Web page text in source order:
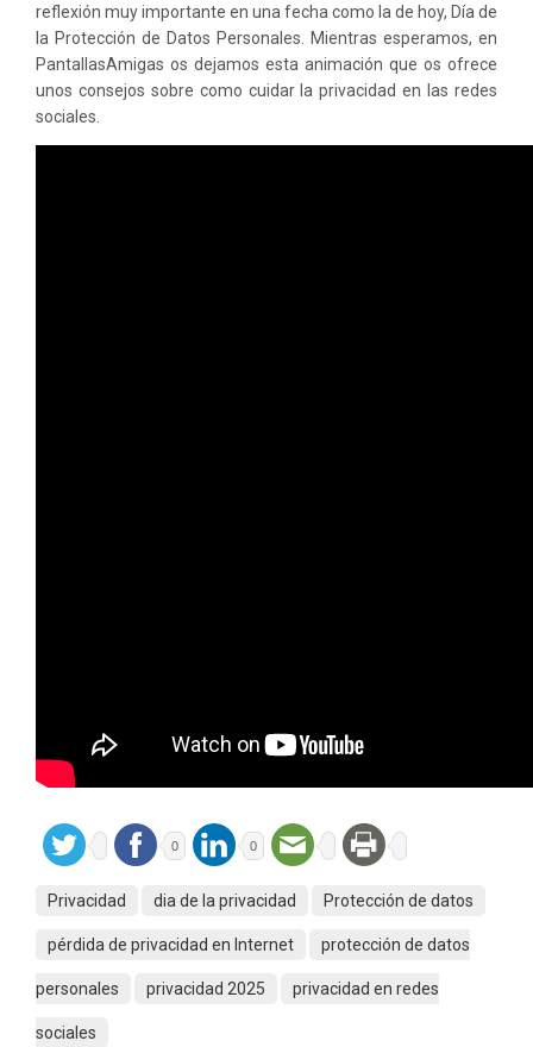
reflexión muy importante en una fecha como la de hoy, Día de
la Protección de Datos Personales. Mientras esperamos, en
PantallasAmigas os dejamos esta animación que os ofrece
unos consejos sobre como cuidar la privacidad en las redes
sociales.
0 0
Privacidad dia de la privacidad Protección de datos
pérdida de privacidad en Internet protección de datos
personales privacidad 2025 privacidad en redes
sociales